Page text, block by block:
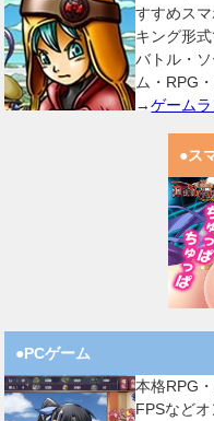
すすめス
キング形
バトル・
ム・RPG
→ゲーム
●ス
●PCゲーム
本格RPG
FPSなど